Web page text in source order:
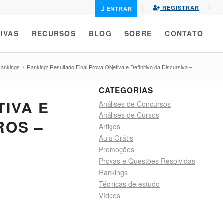
ENTRAR REGISTRAR
RECURSOS BLOG SOBRE CONTATO
/ Ranking: Resultado Final Prova Objetiva e Definitivo da Discursiva –...
E
–
CATEGORIAS
Análises de Concursos
Análises de Cursos
Artigos
Aula Grátis
Promoções
Provas e Questões Resolvidas
Rankings
Técnicas de estudo
Vídeos